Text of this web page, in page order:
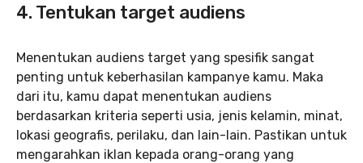
4. Tentukan target audiens
Menentukan audiens target yang spesifik sangat
penting untuk keberhasilan kampanye kamu. Maka
dari itu, kamu dapat menentukan audiens
berdasarkan kriteria seperti usia, jenis kelamin, minat,
lokasi geografis, perilaku, dan lain-lain. Pastikan untuk
mengarahkan iklan kepada orang-orang yang